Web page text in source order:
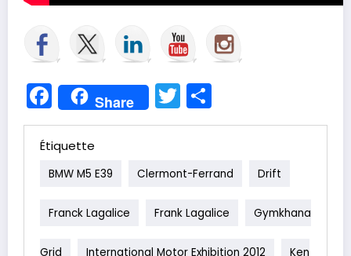
Facebook
Share Twitter
Étiquette
BMW M5 E39 Clermont-Ferrand Drift
Franck Lagalice Frank Lagalice Gymkhana
Grid International Motor Exhibition 2012 Ken